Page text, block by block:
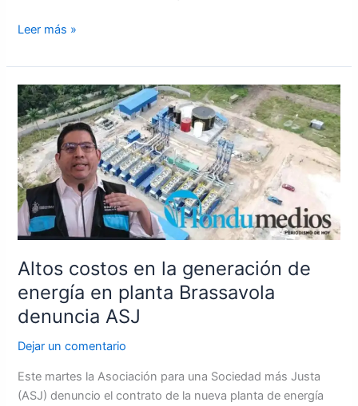
Leer más »
Altos costos en la generación de
energía en planta Brassavola
denuncia ASJ
Dejar un comentario
Este martes la Asociación para una Sociedad más Justa
(ASJ) denuncio el contrato de la nueva planta de energía
Altos
costos
en
la
generación
de
energía
en
Brassavola
denuncia
ASJ